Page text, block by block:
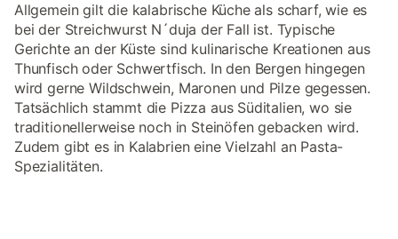
Allgemein gilt die kalabrische Küche als scharf, wie es
bei der Streichwurst N´duja der Fall ist. Typische
Gerichte an der Küste sind kulinarische Kreationen aus
Thunfisch oder Schwertfisch. In den Bergen hingegen
wird gerne Wildschwein, Maronen und Pilze gegessen.
Tatsächlich stammt die Pizza aus Süditalien, wo sie
traditionellerweise noch in Steinöfen gebacken wird.
Zudem gibt es in Kalabrien eine Vielzahl an Pasta-
Spezialitäten.